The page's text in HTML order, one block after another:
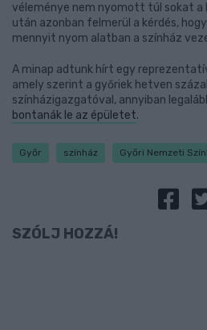
véleménye nem nyomott túl sokat a
után azonban felmerül a kérdés,
mennyit nyom alatban a színház
A minap adtunk hírt egy
amely szerint a győriek hetven
színházigazgatóval, annyiban
bontanák le az épületet.
Győr színház Győri Nemzeti
SZÓLJ HOZZÁ!